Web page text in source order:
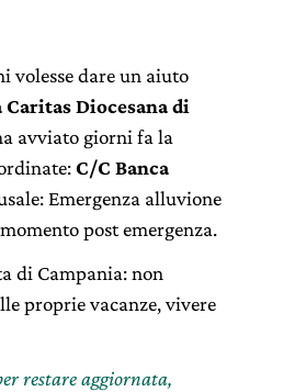
volesse dare un aiuto
Caritas Diocesana di
avviato giorni fa la
C/C Banca
Emergenza alluvione
post emergenza.
di Campania: non
proprie vacanze, vivere
restare aggiornata,